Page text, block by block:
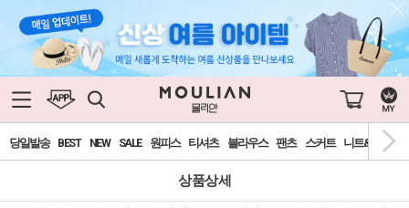
당일발송 BEST NEW SALE 원피스 티셔츠 블라우스 팬츠 스커트 니트&가디건
상품상세